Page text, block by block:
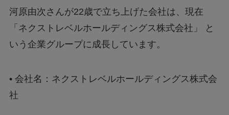
河原由次さんが22歳で立ち上げた会社は、現在
「ネクストレベルホールディングス株式会社」 と
いう企業グループに成長しています。
• 会社名：ネクストレベルホールディングス株式会
社